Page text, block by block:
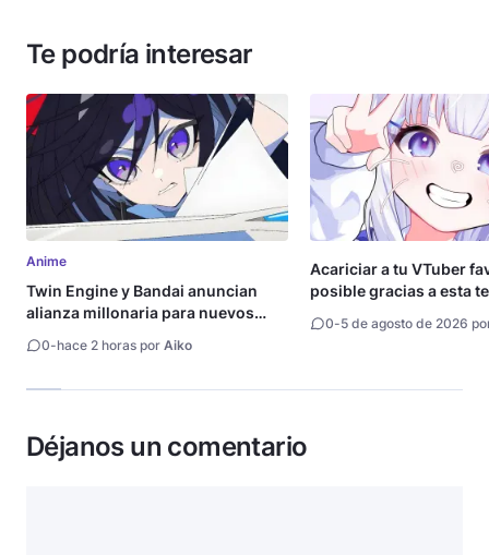
Te podría interesar
Anime
Twin Engine y Bandai anuncian
alianza millonaria para nuevos
0-hace 2 horas por Aiko
Acariciar a tu VTuber
posible gracias a esta
0-5 de agosto de 2026
Déjanos un comentario